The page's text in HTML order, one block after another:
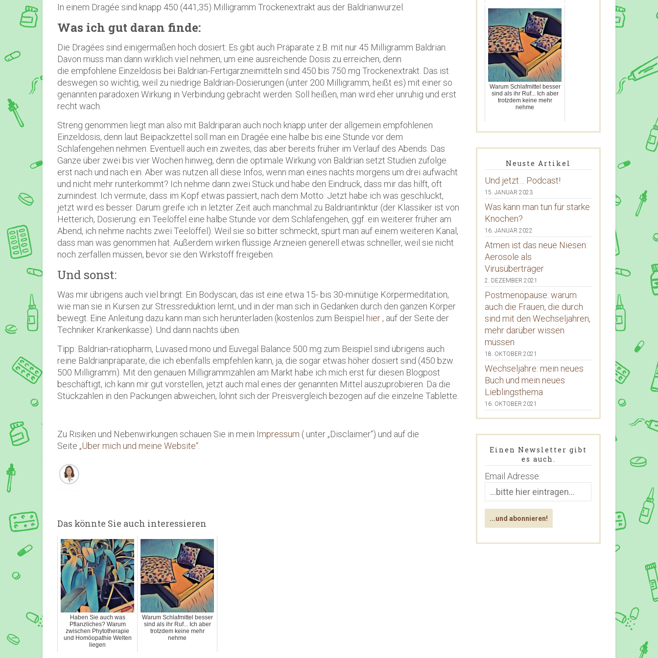
In einem Dragée sind knapp 450 (441,35) Milligramm Trockenextrakt aus der Baldrianwurzel.
Was ich gut daran finde:
Die Dragées sind einigermaßen hoch dosiert: Es gibt auch Präparate z.B. mit nur 45 Milligramm Baldrian.
Davon muss man dann wirklich viel nehmen, um eine ausreichende Dosis zu erreichen, denn
die empfohlene Einzeldosis bei Baldrian-Fertigarzneimitteln sind 450 bis 750 mg Trockenextrakt. Das ist
deswegen so wichtig, weil zu niedrige Baldrian-Dosierungen (unter 200 Milligramm, heißt es) mit einer so
genannten paradoxen Wirkung in Verbindung gebracht werden. Soll heißen, man wird eher unruhig und erst
recht wach.
Streng genommen liegt man also mit Baldriparan auch noch knapp unter der allgemein empfohlenen
Einzeldosis, denn l aut Beipackzettel soll man ein Dragée eine halbe bis eine Stunde vor dem
Schlafengehen nehmen. Eventuell auch ein zweites, das aber bereits früher im Verlauf des Abends. Das
Ganze über zwei bis vier Wochen hinweg, denn die optimale Wirkung von Baldrian setzt Studien zufolge
erst nach und nach ein. Aber was nutzen all diese Infos, wenn man eines nachts morgens um drei aufwacht
und nicht mehr runterkommt? Ich nehme dann zwei Stück und habe den Eindruck, dass mir das hilft, oft
zumindest. Ich vermute, dass im Kopf etwas passiert, nach dem Motto: Jetzt habe ich was geschluckt,
jetzt wird es besser. Darum greife ich in letzter Zeit auch manchmal zu Baldriantinktur (der Klassiker ist von
Hetterich, Dosierung: ein Teelöffel eine halbe Stunde vor dem Schlafengehen, ggf. ein weiterer früher am
Abend, ich nehme nachts zwei Teelöffel). Weil sie so bitter schmeckt, spürt man auf einem weiteren Kanal,
dass man was genommen hat. Außerdem wirken flüssige Arzneien generell etwas schneller, weil sie nicht
noch zerfallen müssen, bevor sie den Wirkstoff freigeben.
Und sonst:
Was mir übrigens auch viel bringt: Ein Bodyscan, das ist eine etwa 15- bis 30-minütige Körpermeditation,
wie man sie in Kursen zur Stressreduktion lernt, und in der man sich in Gedanken durch den ganzen Körper
bewegt. Eine Anleitung dazu kann man sich herunterladen (kostenlos zum Beispiel hier , auf der Seite der
Techniker Krankenkasse). Und dann nachts üben.
Tipp: Baldrian-ratiopharm, Luvased mono und Euvegal Balance 500 mg zum Beispiel sind übrigens auch
reine Baldrianpräparate, die ich ebenfalls empfehlen kann, ja, die sogar etwas höher dosiert sind (450 bzw.
500 Milligramm). Mit den genauen Milligrammzahlen am Markt habe ich mich erst für diesen Blogpost
beschäftigt, ich kann mir gut vorstellen, jetzt auch mal eines der genannten Mittel auszuprobieren. Da die
Stückzahlen in den Packungen abweichen, lohnt sich der Preisvergleich bezogen auf die einzelne Tablette.
Zu Risiken und Nebenwirkungen schauen Sie in mein Impressum ( unter „Disclaimer“) und auf die
Seite „Über mich und meine Website“
Das könnte Sie auch interessieren
Haben Sie auch was
Pflanzliches? Warum
zwischen Phytotherapie
und Homöopathie Welten
liegen
Warum Schlafmittel besser
sind als ihr Ruf... Ich aber
trotzdem keine mehr
nehme
Warum Schlafmittel besser
sind als ihr Ruf... Ich aber
trotzdem keine mehr
nehme
Neuste Artikel
Und jetzt… Podcast!
15. JANUAR 2023
Was kann man tun für starke
Knochen?
16. JANUAR 2022
Atmen ist das neue Niesen:
Aerosole als
Virusüberträger
2. DEZEMBER 2021
Postmenopause: warum
auch die Frauen, die durch
sind mit den Wechseljahren,
mehr darüber wissen
müssen
18. OKTOBER 2021
Wechseljahre: mein neues
Buch und mein neues
Lieblingsthema
16. OKTOBER 2021
Einen Newsletter gibt
es auch.
Email Adresse: